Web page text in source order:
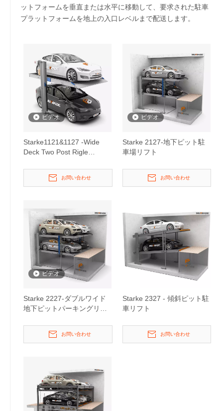
ットフォームを垂直または水平に移動して、要求された駐車
プラットフォームを地上の入口レベルまで配送します。
ビデオ
Starke1121&1127 -Wide
Deck Two Post Rigle
お問い合わせ
ビデオ
Starke 2127-地下ピット駐
車場リフト
お問い合わせ
ビデオ
Starke 2227-ダブルワイド
地下ピットパーキングリフ
お問い合わせ
Starke 2327 - 傾斜ピット駐
車リフト
お問い合わせ